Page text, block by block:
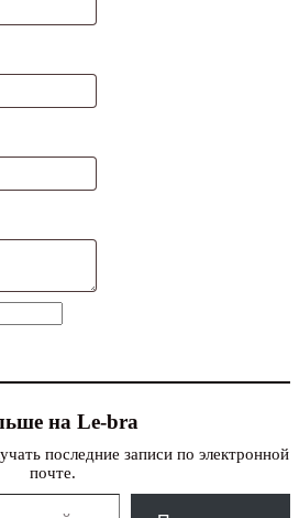
на Le-bra
последние записи по электронной
почте.